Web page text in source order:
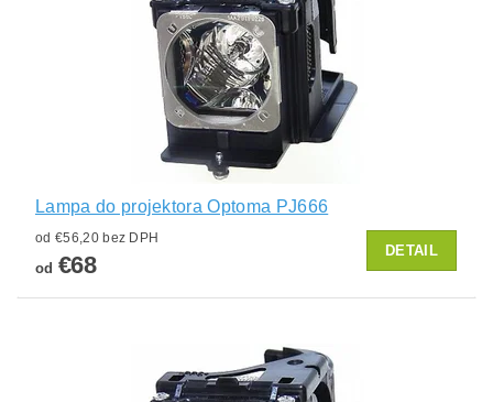
Lampa do projektora Optoma PJ666
od €56,20 bez DPH
od €68
DETAIL